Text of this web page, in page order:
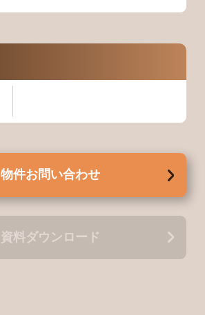
物件お問い合わせ
資料ダウンロード